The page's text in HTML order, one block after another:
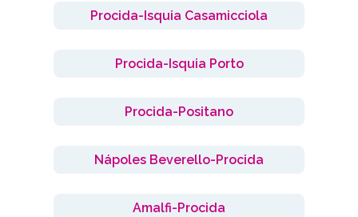
Procida-Isquia Casamicciola
Procida-Isquia Porto
Procida-Positano
Nápoles Beverello-Procida
Amalfi-Procida